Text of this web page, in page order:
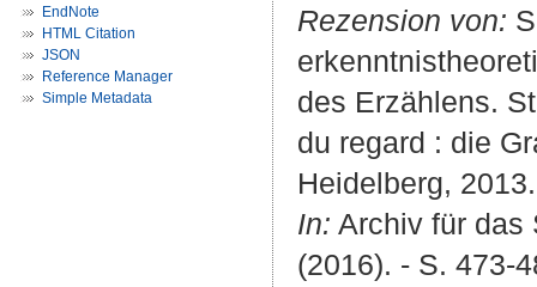
EndNote
HTML Citation
JSON
Reference Manager
Simple Metadata
Rezension von:
des Erzählens.
du regard : die
Heidelberg,
In: Archiv für das
(2016). - S. 473-